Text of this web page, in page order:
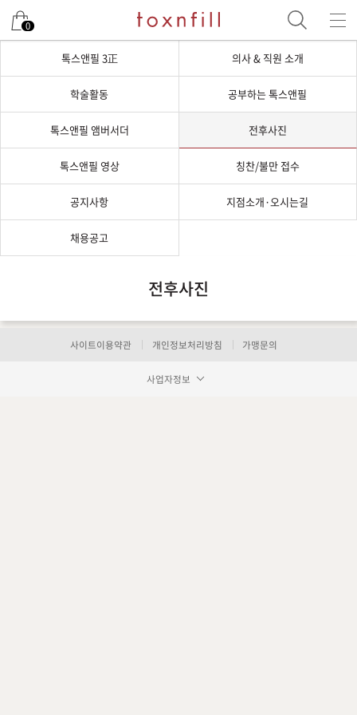
0
톡스앤필 3正 의사 & 직원 소개
학술활동 공부하는 톡스앤필
톡스앤필 앰버서더 전후사진
톡스앤필 영상 칭찬/불만 접수
공지사항 지점소개·오시는길
채용공고
전후사진
사이트이용약관 개인정보처리방침 가맹문의
사업자정보